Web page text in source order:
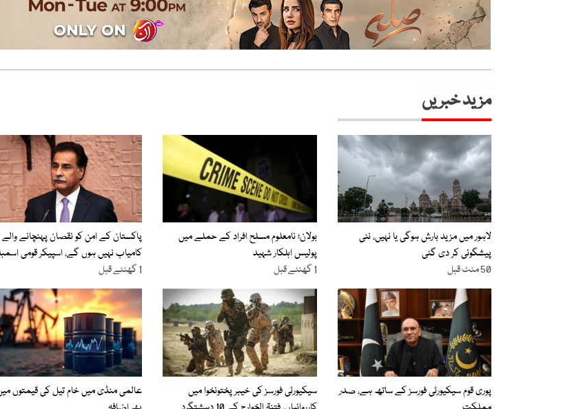
مزید خبریں
لاہور میں مزید بارش ہوگی یا نہیں، نئی
پیشگوئی کر دی گئی
50 منٹ قبل
بولان؛ نامعلوم مسلح افراد کے حملے میں
پولیس اہلکار شہید
1 گھنٹے قبل
پاکستان کے امن کو نقصان پہنچانے والے
کامیاب نہیں ہوں گے، اسپیکر قومی
1 گھنٹے قبل
پوری قوم سیکیورٹی فورسز کے ساتھ ہے، صدر
سیکیورٹی فورسز کی خیبر پختونخوا میں
عالمی منڈی میں خام تیل کی قیمتوں